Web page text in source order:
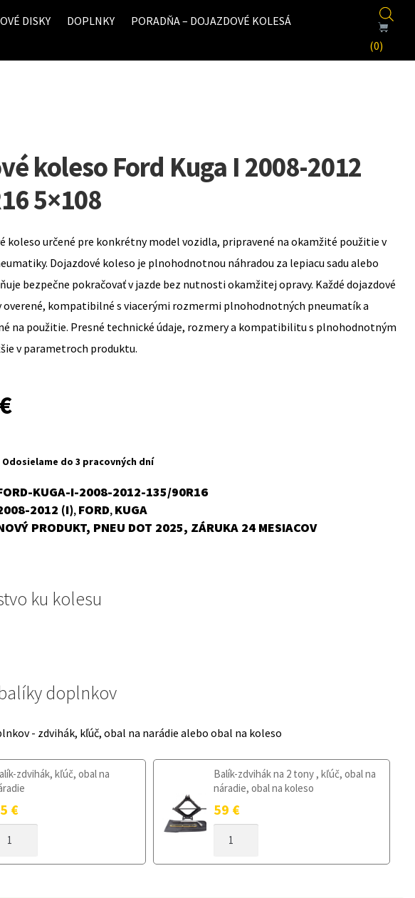
DISKY DOPLNKY
PORADŇA – DOJAZDOVÉ KOLESÁ
(0)
koleso Ford Kuga I 2008-2012
5×108
koleso určené pre konkrétny model vozidla, pripravené na okamžité použitie v
Dojazdové koleso je plnohodnotnou náhradou za lepiacu sadu alebo
bezpečne pokračovať v jazde bez nutnosti okamžitej opravy. Každé dojazdové
overené, kompatibilné s viacerými rozmermi plnohodnotných pneumatík a
na použitie. Presné technické údaje, rozmery a kompatibilitu s plnohodnotným
v parametroch produktu.
€
is:
145 €.
Odosielame do 3 pracovných dní
KUGA-I-2008-2012-135/90R16
2012 (I), FORD, KUGA
PRODUKT, PNEU DOT 2025, ZÁRUKA 24 MESIACOV
ku kolesu
doplnkov
- zdvihák, kľúč, obal na narádie alebo obal na koleso
zdvihák, kľúč, obal na
€
DOJAZDOVÉ
Balík-zdvihák na 2 tony , kľúč, obal na
náradie, obal na koleso
59 €
DOJAZDOVÉ